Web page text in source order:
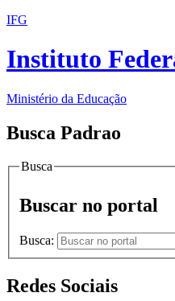
IFG
Instituto
Ministério da Educação
Busca Padrao
Busca
Buscar no portal
Busca:
Redes Sociais